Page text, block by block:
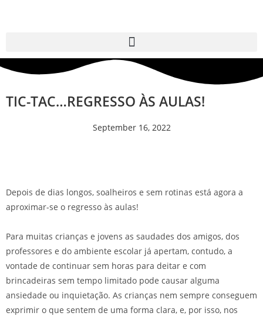
TIC-TAC…REGRESSO ÀS AULAS!
September 16, 2022
Depois de dias longos, soalheiros e sem rotinas está agora a
aproximar-se o regresso às aulas!
Para muitas crianças e jovens as saudades dos amigos, dos
professores e do ambiente escolar já apertam, contudo, a
vontade de continuar sem horas para deitar e com
brincadeiras sem tempo limitado pode causar alguma
ansiedade ou inquietação. As crianças nem sempre conseguem
exprimir o que sentem de uma forma clara, e, por isso, nos